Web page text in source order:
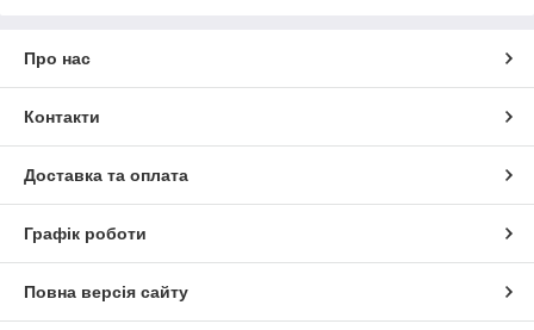
Про нас
Контакти
Доставка та оплата
Графік роботи
Повна версія сайту